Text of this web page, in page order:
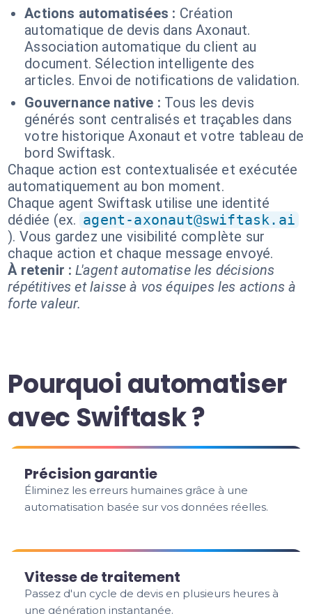
Actions automatisées : Création
automatique de devis dans Axonaut.
Association automatique du client au
document. Sélection intelligente des
articles. Envoi de notifications de validation.
Gouvernance native : Tous les devis
générés sont centralisés et traçables dans
votre historique Axonaut et votre tableau de
bord Swiftask.
Chaque action est contextualisée et exécutée
automatiquement au bon moment.
Chaque agent Swiftask utilise une identité
dédiée (ex. agent-axonaut@swiftask.ai
). Vous gardez une visibilité complète sur
chaque action et chaque message envoyé.
À retenir : L'agent automatise les décisions
répétitives et laisse à vos équipes les actions à
forte valeur.
Pourquoi automatiser
avec Swiftask ?
Précision garantie
Éliminez les erreurs humaines grâce à une
automatisation basée sur vos données réelles.
Vitesse de traitement
Passez d'un cycle de devis en plusieurs heures à
une génération instantanée.